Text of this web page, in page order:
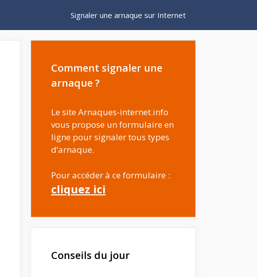
Signaler une arnaque sur Internet
Comment signaler une
arnaque ?
Le site Arnaques-internet.info
vous propose un formulaire en
ligne pour signaler tous types
d’arnaque.
Pour accéder à ce formulaire :
cliquez ici
Conseils du jour